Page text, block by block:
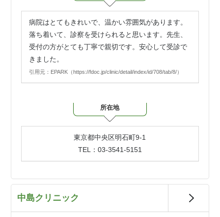
病院はとてもきれいで、温かい雰囲気があります。
落ち着いて、診察を受けられると思います。先生、
受付の方がとても丁寧で親切です。安心して受診で
きました。
引用元：EPARK（https://fdoc.jp/clinic/detail/index/id/708/tab/8/）
所在地
東京都中央区明石町9-1
TEL：03-3541-5151
中島クリニック